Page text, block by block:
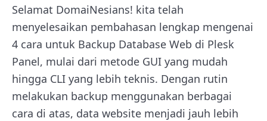
Selamat DomaiNesians! kita telah
menyelesaikan pembahasan lengkap mengenai
4 cara untuk Backup Database Web di Plesk
Panel, mulai dari metode GUI yang mudah
hingga CLI yang lebih teknis. Dengan rutin
melakukan backup menggunakan berbagai
cara di atas, data website menjadi jauh lebih